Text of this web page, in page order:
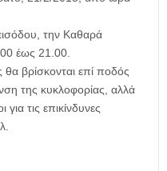
την Καθαρά
έως 21.00.
βρίσκονται επί ποδός
της κυκλοφορίας, αλλά
τις επικίνδυνες